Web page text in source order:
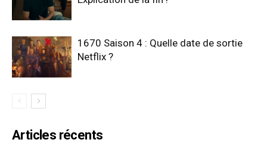
1670 Saison 4 : Quelle date de sortie
Netflix ?
Articles récents